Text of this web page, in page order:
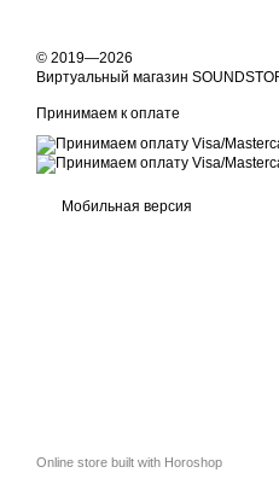
© 2019—2026
Виртуальный магазин
Принимаем к оплате
Мобильная версия
Online store built with Horoshop